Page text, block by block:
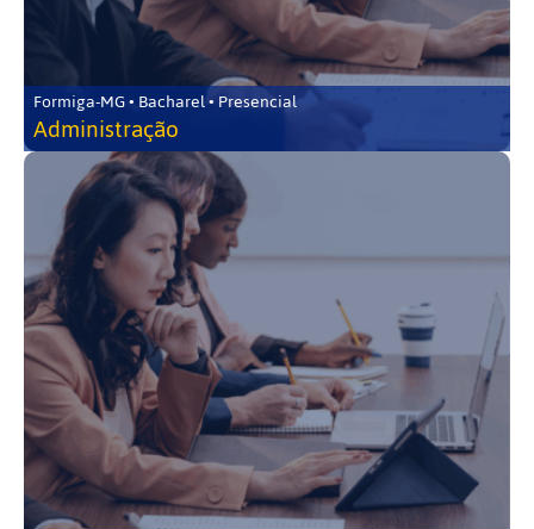
Formiga-MG • Bacharel • Presencial
Administração